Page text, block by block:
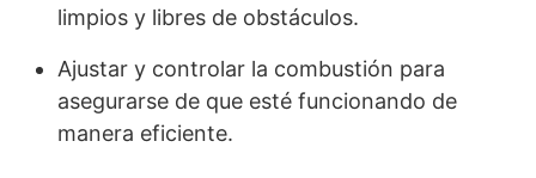
limpios y libres de obstáculos.
Ajustar y controlar la combustión para
asegurarse de que esté funcionando de
manera eficiente.